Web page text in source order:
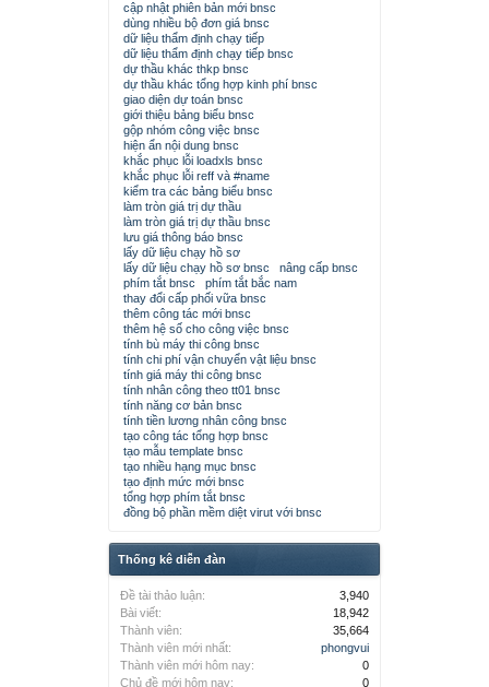
cập nhật phiên bản mới bnsc
dùng nhiều bộ đơn giá bnsc
dữ liệu thẩm định chạy tiếp
dữ liệu thẩm định chạy tiếp bnsc
dự thầu khác thkp bnsc
dự thầu khác tổng hợp kinh phí bnsc
giao diện dự toán bnsc
giới thiệu bảng biểu bnsc
gộp nhóm công việc bnsc
hiện ẩn nội dung bnsc
khắc phục lỗi loadxls bnsc
khắc phục lỗi reff và #name
kiểm tra các bảng biểu bnsc
làm tròn giá trị dự thầu
làm tròn giá trị dự thầu bnsc
lưu giá thông báo bnsc
lấy dữ liệu chạy hồ sơ
lấy dữ liệu chạy hồ sơ bnsc
nâng cấp bnsc
phím tắt bnsc
phím tắt bắc nam
thay đổi cấp phối vữa bnsc
thêm công tác mới bnsc
thêm hệ số cho công việc bnsc
tính bù máy thi công bnsc
tính chi phí vận chuyển vật liệu bnsc
tính giá máy thi công bnsc
tính nhân công theo tt01 bnsc
tính năng cơ bản bnsc
tính tiền lương nhân công bnsc
tạo công tác tổng hợp bnsc
tạo mẫu template bnsc
tạo nhiều hạng mục bnsc
tạo định mức mới bnsc
tổng hợp phím tắt bnsc
đồng bộ phần mềm diệt virut với bnsc
Thống kê diễn đàn
Đề tài thảo luận:
3,940
Bài viết:
18,942
Thành viên:
35,664
Thành viên mới nhất:
phongvui
Thành viên mới hôm nay:
0
Chủ đề mới hôm nay:
0